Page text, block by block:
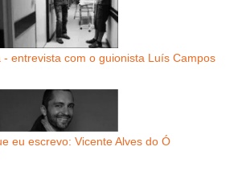
- entrevista com o guionista Luís Campos
eu escrevo: Vicente Alves do Ó